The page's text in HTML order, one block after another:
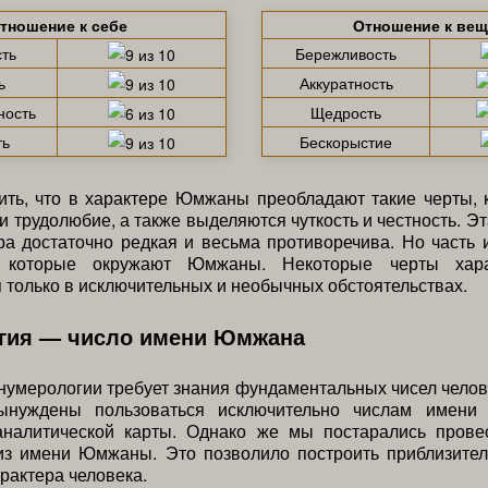
к себе
Отношение к
Бережливость
Аккуратность
Щедрость
Бескорыстие
что в характере Юмжаны преобладают такие черты,
трудолюбие, а также выделяются чуткость и честность.
достаточно редкая и весьма противоречива. Но часть
окружают Юмжаны. Некоторые черты
в исключительных и необычных обстоятельствах.
— число имени Юмжана
требует знания фундаментальных чисел
пользоваться исключительно числам имени
карты. Однако же мы постарались
имени Юмжаны. Это позволило построить
человека.